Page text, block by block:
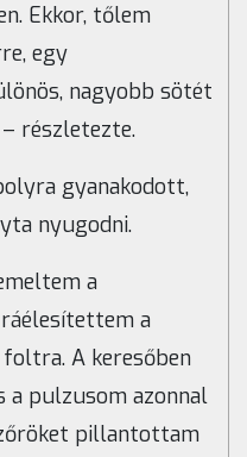
Ekkor, tőlem
egy
nagyobb sötét
részletezte.
gyanakodott,
nyugodni.
a
a
A keresőben
pulzusom azonnal
pillantottam